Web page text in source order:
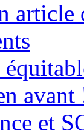
article
avant
et